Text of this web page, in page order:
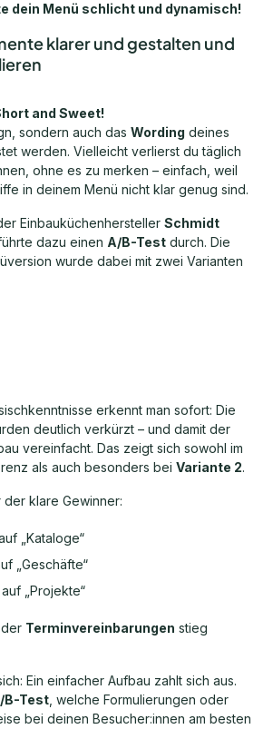
dein Menü schlicht und dynamisch!
klarer und gestalten und
and Sweet!
sondern auch das Wording deines
werden. Vielleicht verlierst du täglich
ohne es zu merken – einfach, weil
in deinem Menü nicht klar genug sind.
Einbauküchenhersteller Schmidt
dazu einen A/B-Test durch. Die
wurde dabei mit zwei Varianten
erkennt man sofort: Die
deutlich verkürzt – und damit der
vereinfacht. Das zeigt sich sowohl im
als auch besonders bei Variante 2.
klare Gewinner:
„Kataloge“
„Geschäfte“
„Projekte“
Terminvereinbarungen stieg
Ein einfacher Aufbau zahlt sich aus.
B-Test , welche Formulierungen oder
bei deinen Besucher:innen am besten